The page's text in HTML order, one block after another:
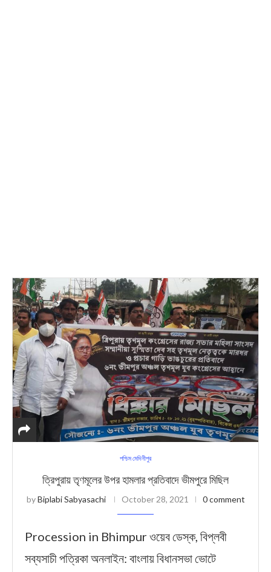
পশ্চিম মেদিনীপুর
ত্রিপুরায় তৃণমূলের উপর হামলার প্রতিবাদে ভীমপুরে মিছিল
byBiplabi Sabyasachi October 28, 2021 0 comment
Procession in Bhimpur ওয়েব ডেস্ক, বিপ্লবী
সব্যসাচী পত্রিক‍া অনলাইন: বাংলায় বিধানসভা ভোটে